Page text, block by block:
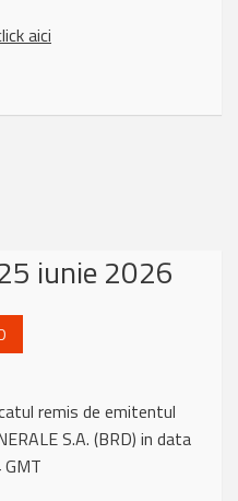
aici
iunie 2026
remis de emitentul
S.A. (BRD) in data